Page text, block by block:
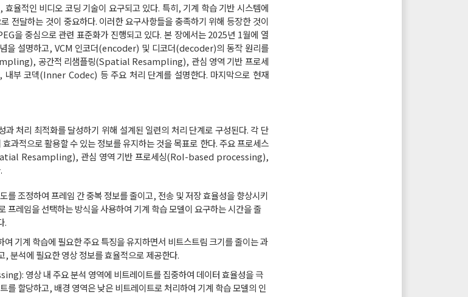
율적인 비디오 코딩 기술이 요구되고 있다. 특히, 기계 학습 기반 시스템에
전달하는 것이 중요하다. 이러한 요구사항들을 충족하기 위해 등장한 것이
중심으로 관련 표준화가 진행되고 있다. 본 장에서는 2025년 1월에 열
을 설명하고, VCM 인코더(encoder) 및 디코더(decoder)의 동작 원리를
공간적 리샘플링(Spatial Resampling), 관심 영역 기반 프로세
코덱(Inner Codec) 등 주요 처리 단계를 설명한다. 마지막으로 현재
처리 최적화를 달성하기 위해 설계된 일련의 처리 단계로 구성된다. 각 단
과적으로 활용할 수 있는 정보를 유지하는 것을 목표로 한다. 주요 프로세스
Resampling), 관심 영역 기반 프로세싱(RoI-based processing),
정하여 프레임 간 중복 정보를 줄이고, 전송 및 저장 효율성을 향상시키
프레임을 선택하는 방식을 사용하여 기계 학습 모델이 요구하는 시간을 줄
.
계 학습에 필요한 주요 특징을 유지하면서 비트스트림 크기를 줄이는 과
석에 필요한 영상 정보를 효율적으로 제공한다.
영상 내 주요 분석 영역에 비트레이트를 집중하여 데이터 효율성을 극
를 할당하고, 배경 영역은 낮은 비트레이트로 처리하여 기계 학습 모델의 인